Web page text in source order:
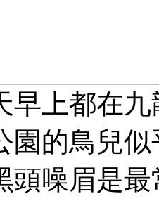
早上都在
園的鳥兒
頭噪眉是